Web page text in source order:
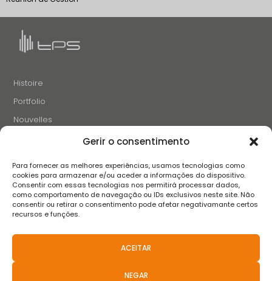
Gerir o consentimento
Para fornecer as melhores experiências, usamos tecnologias como
cookies para armazenar e/ou aceder a informações do dispositivo.
Consentir com essas tecnologias nos permitirá processar dados,
como comportamento de navegação ou IDs exclusivos neste site. Não
consentir ou retirar o consentimento pode afetar negativamante certos
recursos e funções.
ACEITAR
NEGAR
Histoire
Portfolio
Nouvelles
Projets et Initiatives
Contacts
SUIVEZ-NOUS
FAQS Politiques Anti-Corruption